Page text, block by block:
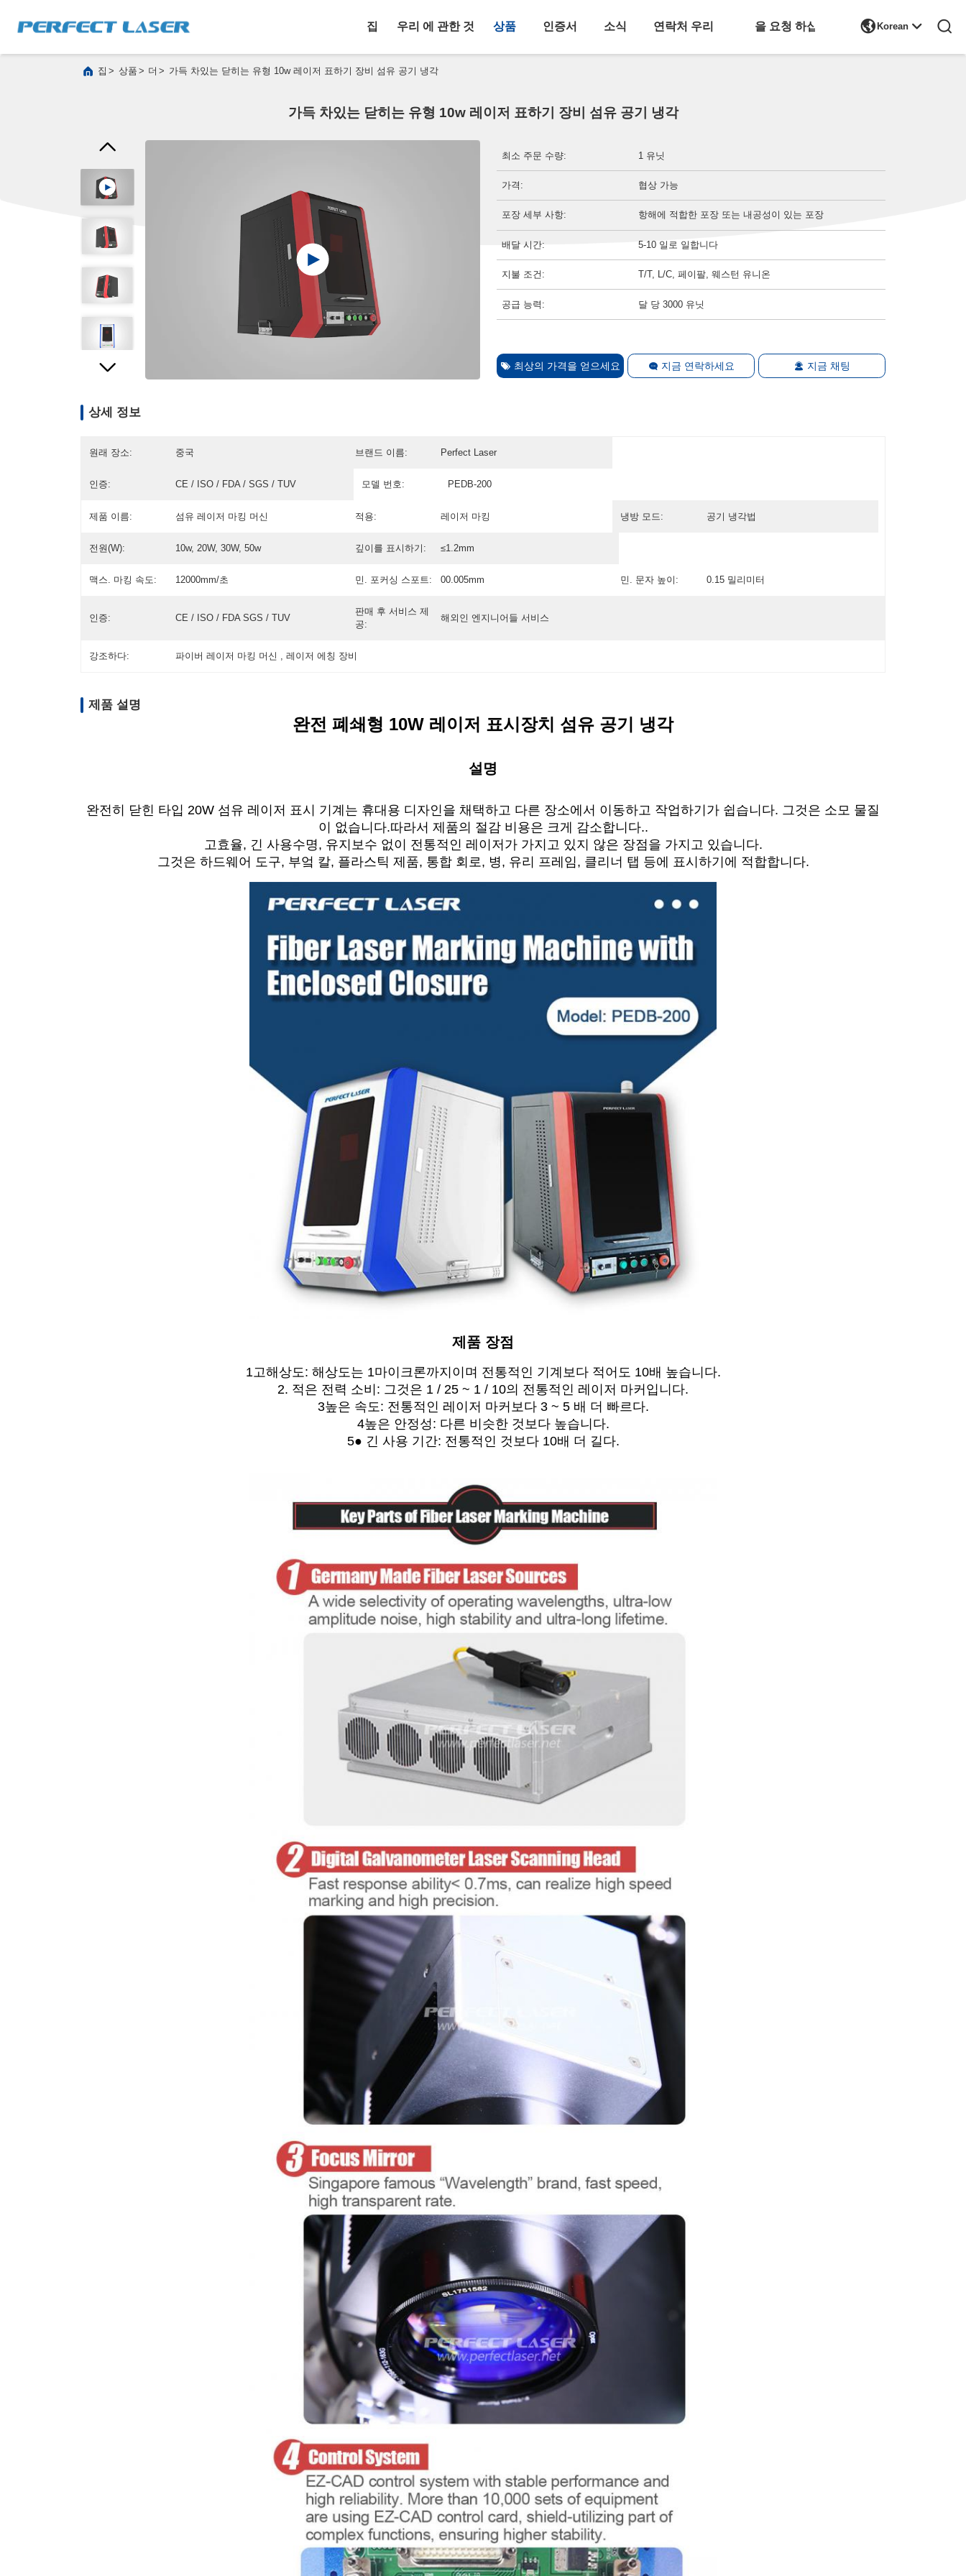
집 우리 에 관한 것 상품 인증서 소식 연락처 우리 인용 을 요청 하십시오 Korean 
집 > 상품 > 더 > 가득 차있는 닫히는 유형 10w 레이저 표하기 장비 섬유 공기 냉각
가득 차있는 닫히는 유형 10w 레이저 표하기 장비 섬유 공기 냉각
최소 주문 수량: 1 유닛
가격: 협상 가능
포장 세부 사항: 항해에 적합한 포장 또는 내공성이 있는 포장
배달 시간: 5-10 일로 일합니다
지불 조건: T/T, L/C, 페이팔, 웨스턴 유니온
공급 능력: 달 당 3000 유닛
최상의 가격을 얻으세요 지금 연락하세요 지금 채팅
상세 정보
원래 장소: 중국 브랜드 이름: Perfect Laser
인증: CE / ISO / FDA / SGS / TUV 모델 번호: PEDB-200
제품 이름: 섬유 레이저 마킹 머신 적용: 레이저 마킹 냉방 모드: 공기 냉각법
전원(w): 10w, 20W, 30W, 50w 깊이를 표시하기: ≤1.2mm
맥스. 마킹 속도: 12000mm/초 민. 포커싱 스포트: 00.005mm 민. 문자 높이: 0.15 밀리미터
인증: CE / ISO / FDA SGS / TUV
판매 후 서비스 제
공:
해외인 엔지니어들 서비스
강조하다: 파이버 레이저 마킹 머신 , 레이저 에칭 장비
제품 설명
완전 폐쇄형 10W 레이저 표시장치 섬유 공기 냉각
설명
완전히 닫힌 타입 20W 섬유 레이저 표시 기계는 휴대용 디자인을 채택하고 다른 장소에서 이동하고 작업하기가 쉽습니다. 그것은 소모 물질
이 없습니다.따라서 제품의 절감 비용은 크게 감소합니다..
고효율, 긴 사용수명, 유지보수 없이 전통적인 레이저가 가지고 있지 않은 장점을 가지고 있습니다.
그것은 하드웨어 도구, 부엌 칼, 플라스틱 제품, 통합 회로, 병, 유리 프레임, 클리너 탭 등에 표시하기에 적합합니다.
제품 장점
1고해상도: 해상도는 1마이크론까지이며 전통적인 기계보다 적어도 10배 높습니다.
2. 적은 전력 소비: 그것은 1 / 25 ~ 1 / 10의 전통적인 레이저 마커입니다.
3높은 속도: 전통적인 레이저 마커보다 3 ~ 5 배 더 빠르다.
4높은 안정성: 다른 비슷한 것보다 높습니다.
5● 긴 사용 기간: 전통적인 것보다 10배 더 길다.